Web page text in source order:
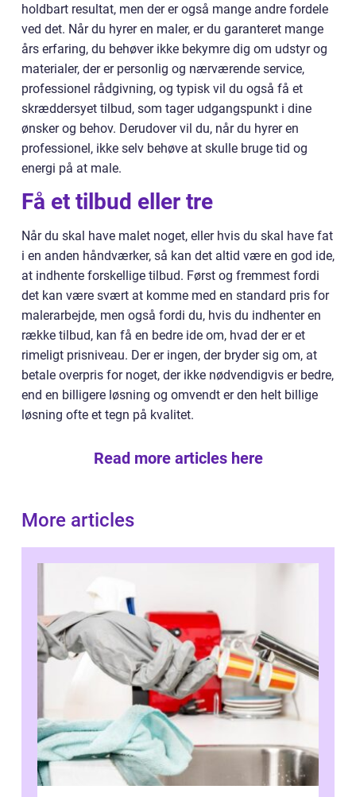
holdbart resultat, men der er også mange andre fordele
ved det. Når du hyrer en maler, er du garanteret mange
års erfaring, du behøver ikke bekymre dig om udstyr og
materialer, der er personlig og nærværende service,
professionel rådgivning, og typisk vil du også få et
skræddersyet tilbud, som tager udgangspunkt i dine
ønsker og behov. Derudover vil du, når du hyrer en
professionel, ikke selv behøve at skulle bruge tid og
energi på at male.
Få et tilbud eller tre
Når du skal have malet noget, eller hvis du skal have fat
i en anden håndværker, så kan det altid være en god ide,
at indhente forskellige tilbud. Først og fremmest fordi
det kan være svært at komme med en standard pris for
malerarbejde, men også fordi du, hvis du indhenter en
række tilbud, kan få en bedre ide om, hvad der er et
rimeligt prisniveau. Der er ingen, der bryder sig om, at
betale overpris for noget, der ikke nødvendigvis er bedre,
end en billigere løsning og omvendt er den helt billige
løsning ofte et tegn på kvalitet.
Read more articles here
More articles